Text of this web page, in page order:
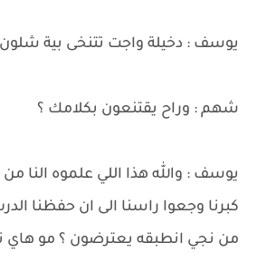
يوسف : دخيلة واجت تتنخى بية
شهم : وراح يقتنعون بكلامك ؟
يوسف : والله هذا اللي علموه النا
كبرنا وجعوا راسنا الى ان حفظنا
من نجي انطبقه يعترضون ؟ مو هاي